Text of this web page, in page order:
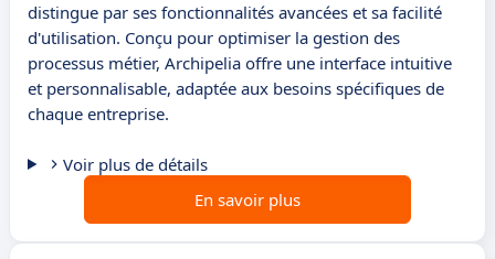
distingue par ses fonctionnalités avancées et sa facilité
d'utilisation. Conçu pour optimiser la gestion des
processus métier, Archipelia offre une interface intuitive
et personnalisable, adaptée aux besoins spécifiques de
chaque entreprise.
Voir plus de détails
En savoir plus